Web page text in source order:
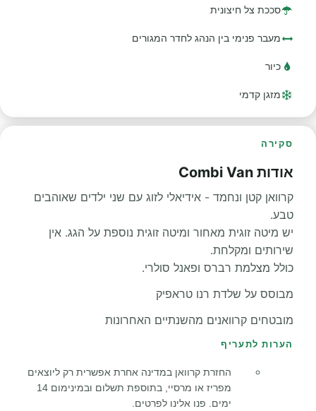
סככת צל חיצונית
מעבר פנימי בין הנהג לחדר המגורים
כיור
מזגן קדמי
סקירה
אודות Combi Van
קרוואן קטן ונחמד - אידיאלי לזוג עם שני ילדים שאוהבים
טבע.
יש מיטה זוגית מאחור ומיטה זוגית נוספת על הגג. אין
שירותים ומקלחת.
כולל מצלמת רברס ופאנל סולרי.
מבוסס על שלדת רנו טראפיק
מובטחים קרוואנים מהשנתיים האחרונות
הערות לתעריף
החזרת קרוואן במדינה אחרת אפשרית רק ליוצאים
מפריז או מרסיי, בתוספת תשלום ובמינימום 14
ימים. פנו אלינו לפרטים.